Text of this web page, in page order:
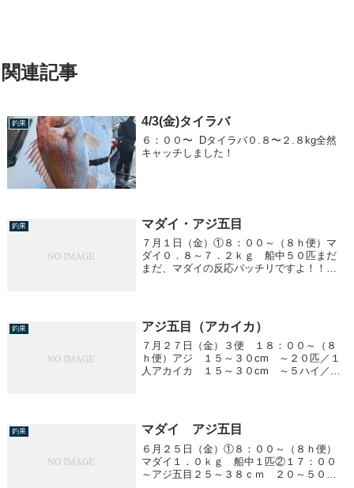
関連記事
釣果 4/3(金)タイラバ
６：００〜 Dタイラバ０.８〜２.８kg全然
キャッチしました！
釣果 マダイ・アジ五目
７月１日（金）①８：００～（８ｈ便）マ
ダイ０．８～７．２ｋｇ 船中５０匹まだ
まだ、マダイの反応バッチリですよ！！③
釣果 アジ五目（アカイカ）
７月２７日（金）３便 １８：００～（８
ｈ便）アジ １５～３０cm ～２０匹／１
人アカイカ １５～３０cm ～５ハイ／１
釣果 マダイ アジ五目
６月２５日（金）①８：００～（８ｈ便）
マダイ１．０ｋｇ 船中１匹②１７：００
～アジ五目２５～３８ｃｍ ２０～５０匹